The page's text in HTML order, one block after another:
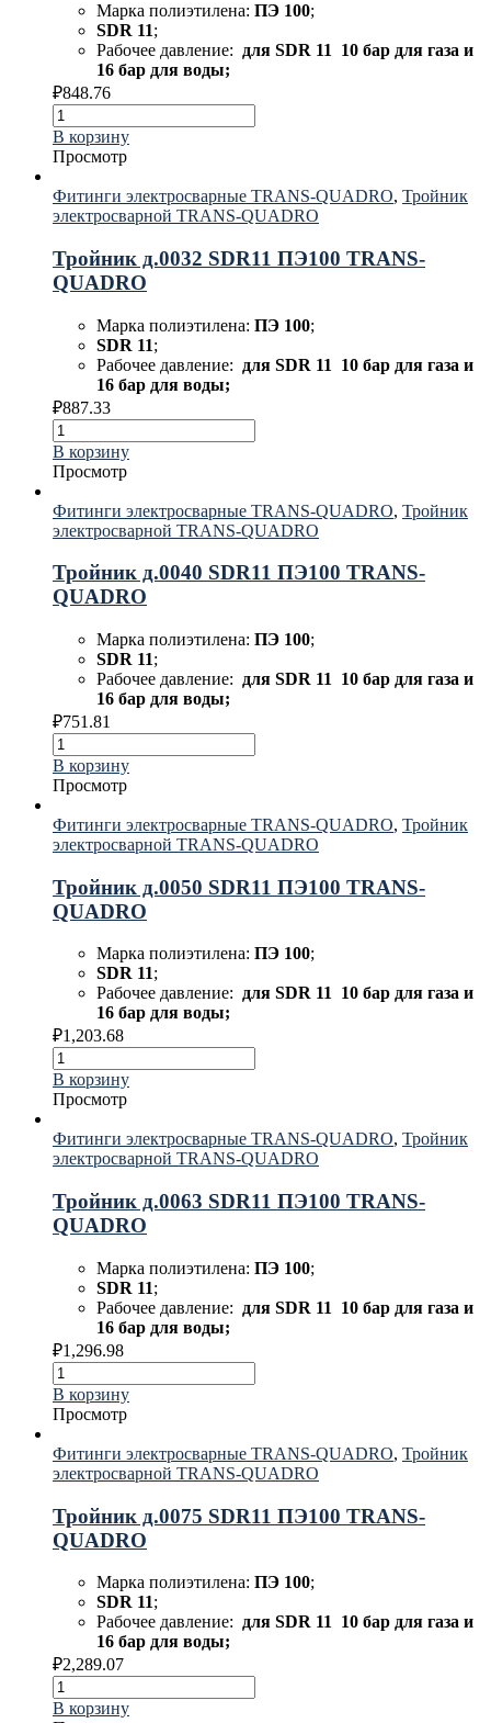
Марка полиэтилена: ПЭ 100;
SDR 11;
Рабочее давление: для SDR 11 10 бар для газа и
16 бар для воды;
₽848.76
В корзину
Просмотр
Фитинги электросварные TRANS-QUADRO, Тройник
электросварной TRANS-QUADRO
Тройник д.0032 SDR11 ПЭ100 TRANS-
QUADRO
Марка полиэтилена: ПЭ 100;
SDR 11;
Рабочее давление: для SDR 11 10 бар для газа и
16 бар для воды;
₽887.33
В корзину
Просмотр
Фитинги электросварные TRANS-QUADRO, Тройник
электросварной TRANS-QUADRO
Тройник д.0040 SDR11 ПЭ100 TRANS-
QUADRO
Марка полиэтилена: ПЭ 100;
SDR 11;
Рабочее давление: для SDR 11 10 бар для газа и
16 бар для воды;
₽751.81
В корзину
Просмотр
Фитинги электросварные TRANS-QUADRO, Тройник
электросварной TRANS-QUADRO
Тройник д.0050 SDR11 ПЭ100 TRANS-
QUADRO
Марка полиэтилена: ПЭ 100;
SDR 11;
Рабочее давление: для SDR 11 10 бар для газа и
16 бар для воды;
₽1,203.68
В корзину
Просмотр
Фитинги электросварные TRANS-QUADRO, Тройник
электросварной TRANS-QUADRO
Тройник д.0063 SDR11 ПЭ100 TRANS-
QUADRO
Марка полиэтилена: ПЭ 100;
SDR 11;
Рабочее давление: для SDR 11 10 бар для газа и
16 бар для воды;
₽1,296.98
В корзину
Просмотр
Фитинги электросварные TRANS-QUADRO, Тройник
электросварной TRANS-QUADRO
Тройник д.0075 SDR11 ПЭ100 TRANS-
QUADRO
Марка полиэтилена: ПЭ 100;
SDR 11;
Рабочее давление: для SDR 11 10 бар для газа и
16 бар для воды;
₽2,289.07
В корзину